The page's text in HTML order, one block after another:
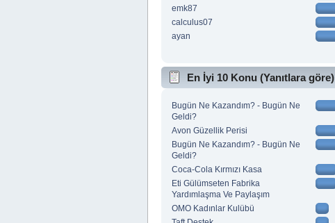
emk87
calculus07
ayan
En İyi 10 Konu (Yanıtlara göre)
Bugün Ne Kazandım? - Bugün Ne
Geldi?
Avon Güzellik Perisi
Bugün Ne Kazandım? - Bugün Ne
Geldi?
Coca-Cola Kırmızı Kasa
Eti Gülümseten Fabrika
Yardımlaşma Ve Paylaşım
OMO Kadınlar Kulübü